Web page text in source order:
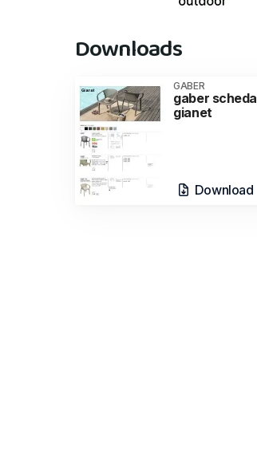
Downloads
GABER
gaber scheda
gianet
Download